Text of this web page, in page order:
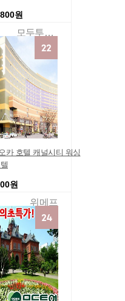
홋카이도여행 홋카이
지 관광 긴급모객 사이
/정보/후기/땡처리
원
모두투어여행
카 호텔 캐널시티 워싱
원
위메프